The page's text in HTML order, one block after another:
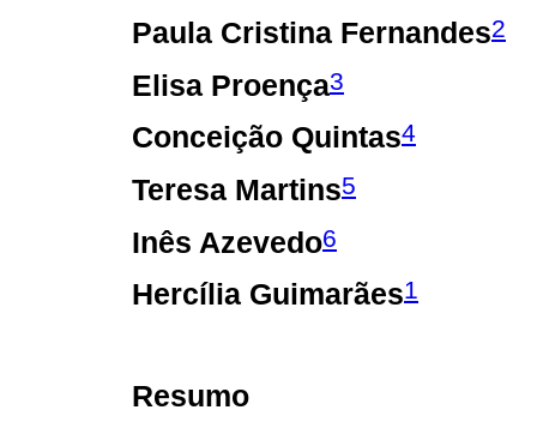
Paula Cristina Fernandes2
Elisa Proença3
Conceição Quintas4
Teresa Martins5
Inês Azevedo6
Hercília Guimarães1
Resumo